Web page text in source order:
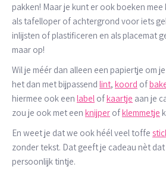
pakken! Maar je kunt er ook boeken
als tafelloper of achtergrond voor iets
inlijsten of plastificeren en als placemat
maar op!
Wil je méér dan alleen een papiertje om
het dan met bijpassend lint, koord of
hiermee ook een label ofkaartje aan je
zou je ook met een knijper ofklemmetje
En weet je dat we ook héél veel toffe
zonder tekst. Dat geeft je cadeau nèt
persoonlijk tintje.